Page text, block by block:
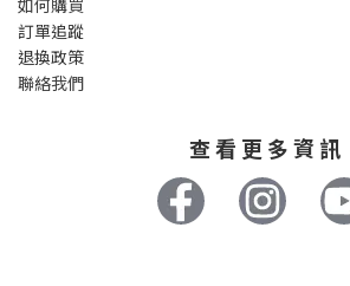
如何購買
訂單追蹤
退換政策
聯絡我們
查 看 更 多 資 訊